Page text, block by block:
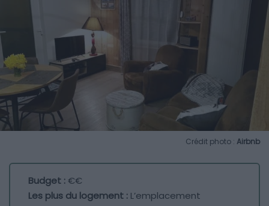
Crédit photo : Airbnb
Budget :€€
Les plus du logement : L’emplacement